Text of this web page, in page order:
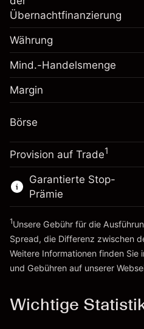
Anpassung der
Gebühren aus
Positionswert
Positionsgröße mit
~$5,000.00
Geld aus Hebelwirkung
Zur Plattform
Margin. Ihre
Anpassung der
Positionsgröße mit
~$5,000.00
Geld aus Hebelwirkung
Zur Plattform
Übernachtfinanzierung
Währung
Mind.-Handelsmenge
Margin
Börse
Provision auf Trade1
Garantierte Stop-
Prämie
1Unsere Gebühr für die
Spread, die Differenz zwischen
Weitere Informationen finden Sie
und Gebühren auf unserer
Wichtige